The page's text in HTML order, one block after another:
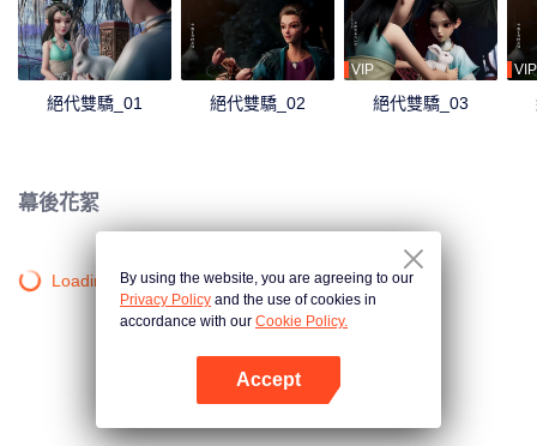
絕代雙驕_01 絕代雙驕_02
VIP
絕代雙驕_03
VIP
幕後花絮
Loading…By using the website, you are agreeing to our
Privacy Policy and the use of cookies in
accordance with our Cookie Policy.
Accept